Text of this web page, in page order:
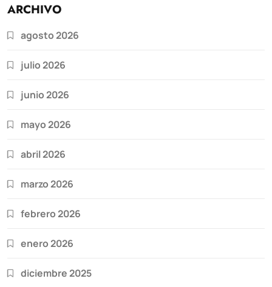
ARCHIVO
agosto 2026
julio 2026
junio 2026
mayo 2026
abril 2026
marzo 2026
febrero 2026
enero 2026
diciembre 2025